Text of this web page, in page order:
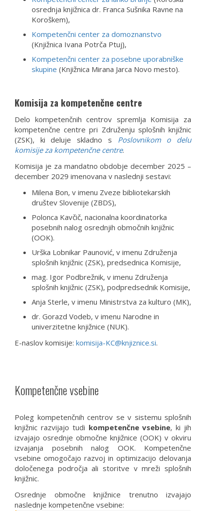
osrednja knjižnica dr. Franca Sušnika Ravne na
Koroškem),
Kompetenčni center za domoznanstvo
(Knjižnica Ivana Potrča Ptuj),
Kompetenčni center za posebne uporabniške
skupine (Knjižnica Mirana Jarca Novo mesto).
Komisija za kompetenčne centre
Delo kompetenčnih centrov spremlja Komisija za
kompetenčne centre pri Združenju splošnih knjižnic
(ZSK), ki deluje skladno s Poslovnikom o delu
komisije za kompetenčne centre.
Komisija je za mandatno obdobje december 2025 –
december 2029 imenovana v naslednji sestavi:
Milena Bon, v imenu Zveze bibliotekarskih
društev Slovenije (ZBDS),
Polonca Kavčič, nacionalna koordinatorka
posebnih nalog osrednjih območnih knjižnic
(OOK).
Urška Lobnikar Paunović, v imenu Združenja
splošnih knjižnic (ZSK), predsednica Komisije,
mag. Igor Podbrežnik, v imenu Združenja
splošnih knjižnic (ZSK), podpredsednik Komisije,
Anja Sterle, v imenu Ministrstva za kulturo (MK),
dr. Gorazd Vodeb, v imenu Narodne in
univerzitetne knjižnice (NUK).
E-naslov komisije: komisija-KC@knjiznice.si.
Kompetenčne vsebine
Poleg kompetenčnih centrov se v sistemu splošnih
knjižnic razvijajo tudi kompetenčne vsebine, ki jih
izvajajo osrednje območne knjižnice (OOK) v okviru
izvajanja posebnih nalog OOK. Kompetenčne
vsebine omogočajo razvoj in optimizacijo delovanja
določenega področja ali storitve v mreži splošnih
knjižnic.
Osrednje območne knjižnice trenutno izvajajo
naslednje kompetenčne vsebine: